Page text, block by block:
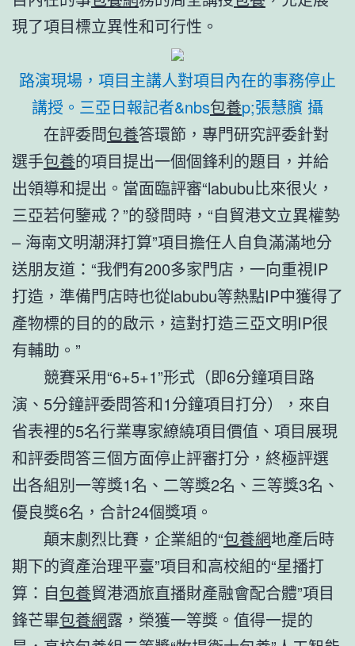
現了項目標立異性和可行性。
路演現場，項目主講人對項目內在的事務停止
講授。 三亞日報記者&nbs包養p;張慧臏 攝
在評委問包養答環節，專門研究評委針對
選手包養的項目提出一個個鋒利的題目，并給
出領導和提出。當面臨評審“labubu比來很火，
三亞若何鑒戒？”的發問時，“自貿港文立異權勢
– 海南文明潮湃打算”項目擔任人自負滿滿地分
送朋友道：“我們有200多家門店，一向重視IP
打造，準備門店時也從labubu等熱點IP中獲得了
產物標的目的的啟示，這對打造三亞文明IP很
有輔助。”
競賽采用“6+5+1”形式（即6分鐘項目路
演、5分鐘評委問答和1分鐘項目打分），來自
省表裡的5名行業專家繚繞項目價值、項目展現
和評委問答三個方面停止評審打分，終極評選
出各組別一等獎1名、二等獎2名、三等獎3名、
優良獎6名，合計24個獎項。
顛末劇烈比賽，企業組的“包養網地產后時
期下的資產治理平臺”項目和高校組的“星播打
算：自包養貿港酒旅直播財產融會配合體”項目
鋒芒畢包養網露，榮獲一等獎。值得一提的